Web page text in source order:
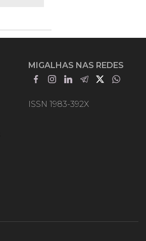
MIGALHAS NAS REDES
ISSN 1983-392X